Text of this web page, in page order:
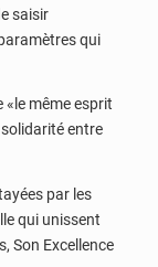
saisir
qui
«le même esprit
entre
par les
qui unissent
Son Excellence